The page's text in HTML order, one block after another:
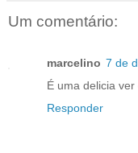
Um comentário:
marcelino 7 de
É uma delicia
Responder